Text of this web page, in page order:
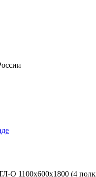
О 1100х600х1800 (4